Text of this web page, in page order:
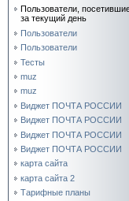
Пользователи,
за текущий день
Пользователи
Пользователи
Тесты
muz
muz
Виджет ПОЧТА РОССИИ
Виджет ПОЧТА РОССИИ
Виджет ПОЧТА РОССИИ
Виджет ПОЧТА РОССИИ
карта сайта
карта сайта 2
Тарифные планы